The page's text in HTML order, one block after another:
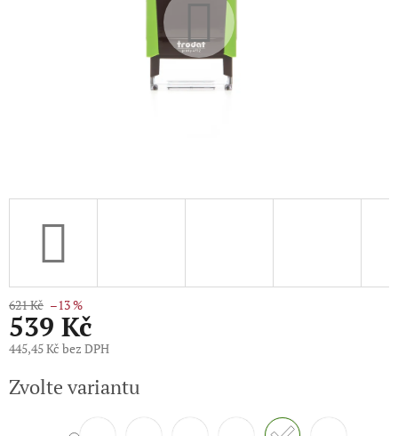
621 Kč –13 %
539 Kč
445,45 Kč bez DPH
cena:
Zvolte variantu